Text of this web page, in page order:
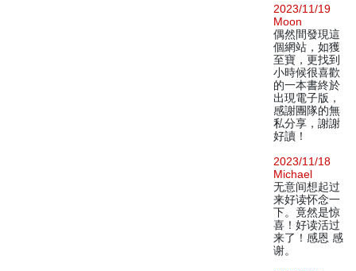
2023/11/19
Moon
偶然間發現這
個網站，如獲
至寶，更找到
小時候很喜歡
的一本書終於
出現電子版，
感謝團隊的無
私分享，謝謝
好讀！
2023/11/18
Michael
无意间想起过
来好读怀念一
下。竟然是惊
喜！好读活过
来了！感恩 感
谢。